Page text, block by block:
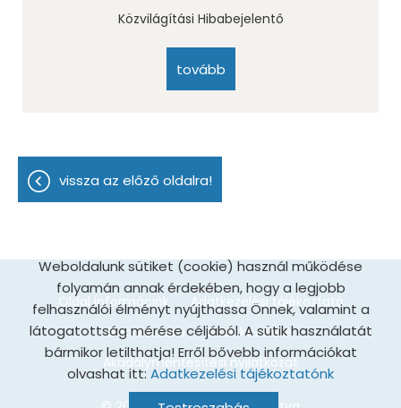
Közvilágítási Hibabejelentő
tovább
vissza az előző oldalra!
Oldal információk
Adatkezelési tájékoztató
Impresszum
Sütik kezelése
Akadálymentesítési nyilatkozat
Weboldalunk sütiket (cookie) használ működése
folyamán annak érdekében, hogy a legjobb
felhasználói élményt nyújthassa Önnek, valamint a
látogatottság mérése céljából. A sütik használatát
bármikor letilthatja! Erről bővebb információkat
olvashat itt:Adatkezelési tájékoztatónk